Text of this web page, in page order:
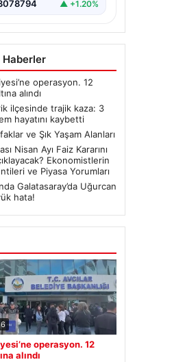
▲ +1.20%
Haberler
operasyon. 12
alındı
ilçesinde trajik kaza: 3
hayatını kaybetti
ve Şık Yaşam Alanları
Nisan Ayı Faiz Kararını
Ekonomistlerin
ve Piyasa Yorumları
Galatasaray’da Uğurcan
hata!
operasyon. 12
alındı